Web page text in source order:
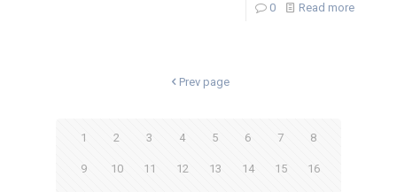
0 Read more
Prev page
1 2 3 4 5 6 7 8
9 10 11 12 13 14 15 16